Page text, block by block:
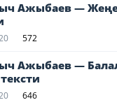
Ажыбаев —
572
Ажыбаев —
646